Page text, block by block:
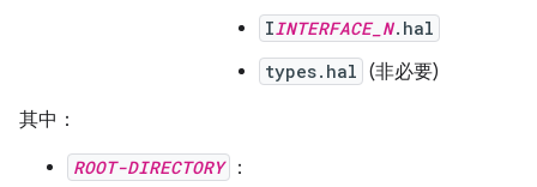
IINTERFACE_N.hal
types.hal (非必要)
其中：
ROOT-DIRECTORY ：